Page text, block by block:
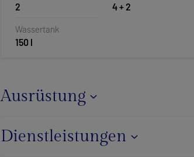
2 4 + 2
Wassertank
150 l
Ausrüstung
Dienstleistungen